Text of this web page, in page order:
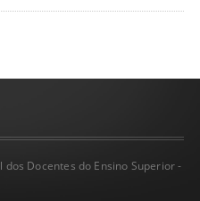
dos Docentes do Ensino Superior -